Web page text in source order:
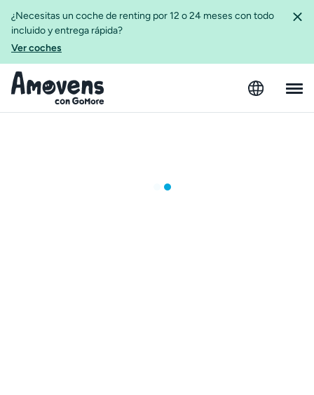
¿Necesitas un coche de renting por 12 o 24 meses con todo
incluido y entrega rápida?
Ver coches